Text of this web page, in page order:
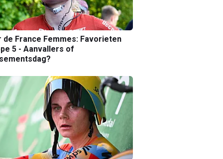
de France Femmes: Favorieten
5 - Aanvallers of